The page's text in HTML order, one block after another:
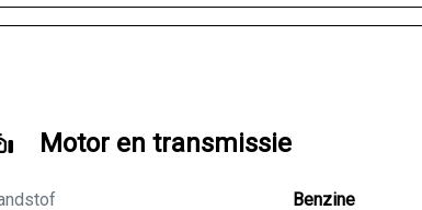
Motor en transmissie
Benzine